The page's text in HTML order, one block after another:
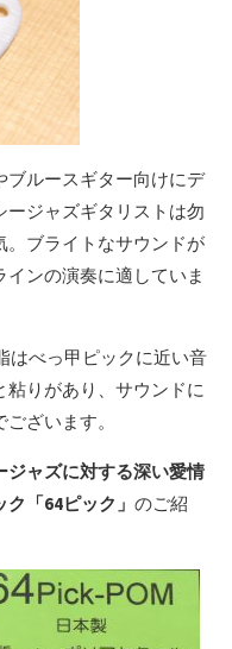
ブルースギター向けにデ
ジャズギタリストは勿
。ブライトなサウンドが
ンの演奏に適していま
はべっ甲ピックに近い音
りがあり、サウンドに
ざいます。
ジャズに対する深い愛情
「64ピック」 のご紹